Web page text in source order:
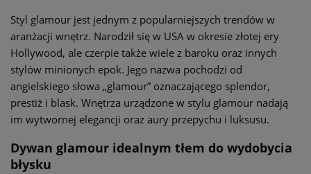
Styl glamour jest jednym z popularniejszych trendów w
aranżacji wnętrz. Narodził się w USA w okresie złotej ery
Hollywood, ale czerpie także wiele z baroku oraz innych
stylów minionych epok. Jego nazwa pochodzi od
angielskiego słowa „glamour” oznaczającego splendor,
prestiż i blask. Wnętrza urządzone w stylu glamour nadają
im wytwornej elegancji oraz aury przepychu i luksusu.
Dywan glamour idealnym tłem do wydobycia
błysku